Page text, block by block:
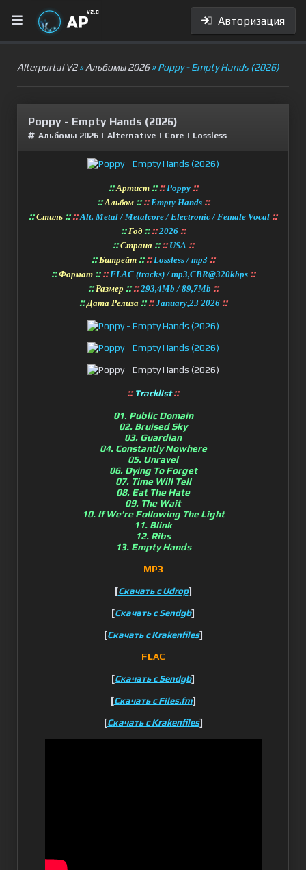
Авторизация
Alterportal V2»Альбомы 2026» Poppy - Empty Hands (2026)
Poppy - Empty Hands (2026)
Альбомы 2026 | Alternative | Сore | Lossless
::Артист :: :: Poppy ::
::Альбом :: :: Empty Hands ::
::Стиль :: :: Alt. Metal / Metalcore / Electronic / Female Vocal ::
::Год :: :: 2026 ::
::Страна :: :: USA ::
::Битрейт :: :: Lossless / mp3 ::
::Формат :: :: FLAC (tracks) / mp3,CBR@320kbps ::
::Размер :: :: 293,4Mb / 89,7Mb ::
::Дата Релиза :: :: January,23 2026 ::
:: Tracklist ::
01. Public Domain
02. Bruised Sky
03. Guardian
04. Constantly Nowhere
05. Unravel
06. Dying To Forget
07. Time Will Tell
08. Eat The Hate
09. The Wait
10. If We're Following The Light
11. Blink
12. Ribs
13. Empty Hands
MP3
[Скачать с Udrop]
[Скачать с Sendgb]
[Скачать с Krakenfiles]
FLAC
[Скачать с Sendgb]
[Скачать с Files.fm]
[Скачать с Krakenfiles]